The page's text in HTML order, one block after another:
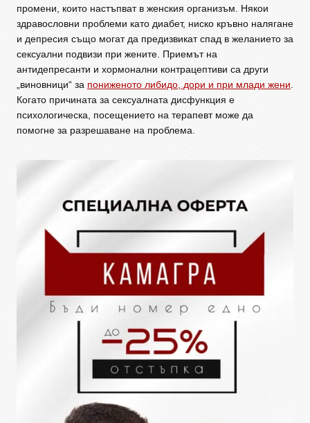
промени, които настъпват в женския организъм. Някои
здравословни проблеми като диабет, ниско кръвно налягане
и депресия също могат да предизвикат спад в желанието за
сексуални подвизи при жените. Приемът на
антидепресанти и хормонални контрацептиви са други
„виновници“ за пониженото либидо, дори и при млади жени.
Когато причината за сексуалната дисфункция е
психологическа, посещението на терапевт може да
помогне за разрешаване на проблема.